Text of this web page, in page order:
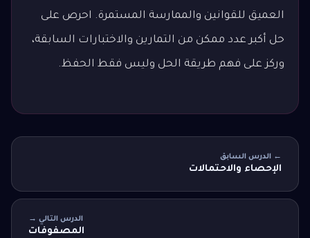
العميق للقوانين والممارسة المستمرة. احرص على
حل أكبر عدد ممكن من التمارين والاختبارات السابقة،
وركز على فهم طريقة الحل وليس فقط الحفظ.
← الدرس السابق
الإحصاء والاحتمالات
الدرس التالي →
المصفوفات